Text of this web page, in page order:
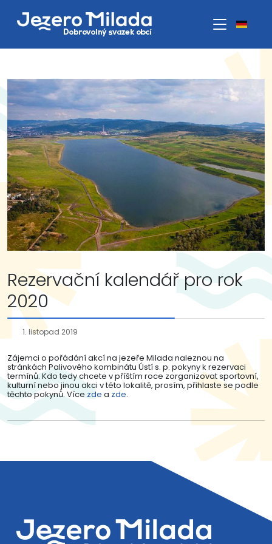
Rezervační kalendář pro rok
2020
1. listopad 2019
Zájemci o pořádání akcí na jezeře Milada naleznou na
stránkách Palivového kombinátu Ústí s. p. pokyny k rezervaci
termínů. Kdo tedy chcete v příštím roce zorganizovat sportovní,
kulturní nebo jinou akci v této lokalitě, prosím, přihlaste se podle
těchto pokynů. Více zde a zde.